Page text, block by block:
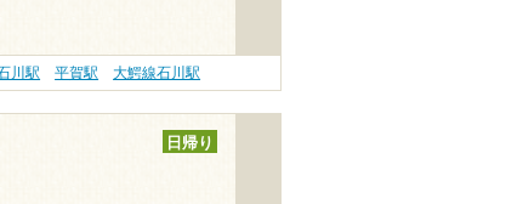
川駅 平賀駅 大鰐線石川駅
日帰り